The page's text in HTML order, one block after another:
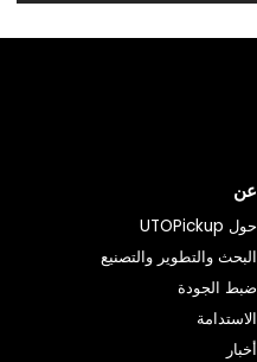
عن
حول UTOPickup
البحث والتطوير والتصنيع
ضبط الجودة
الاستدامة
أخبار